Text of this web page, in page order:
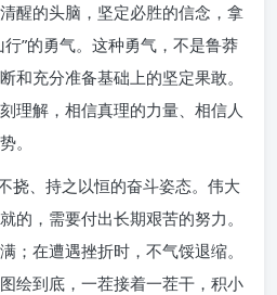
醒的头脑，坚定必胜的信念，拿
”的勇气。这种勇气，不是鲁莽
和充分准备基础上的坚定果敢。
理解，相信真理的力量、相信人
。
挠、持之以恒的奋斗姿态。伟大
的，需要付出长期艰苦的努力。
；在遭遇挫折时，不气馁退缩。
绘到底，一茬接着一茬干，积小